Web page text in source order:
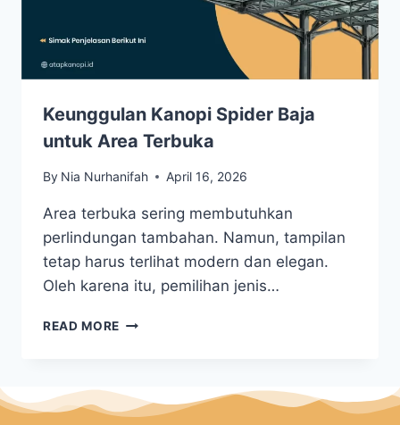
Keunggulan Kanopi Spider Baja
untuk Area Terbuka
By Nia Nurhanifah April 16, 2026
Area terbuka sering membutuhkan
perlindungan tambahan. Namun, tampilan
tetap harus terlihat modern dan elegan.
Oleh karena itu, pemilihan jenis…
READ MORE